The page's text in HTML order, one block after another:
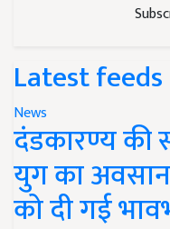
Latest feeds
News
दंडकारण्य की
युग का
को दी गई